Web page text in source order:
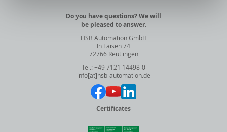
Do you have questions? We will
be pleased to answer.
HSB Automation GmbH
In Laisen 74
72766 Reutlingen
Tel.: +49 7121 14498-0
info[at]hsb-automation.de
Certificates